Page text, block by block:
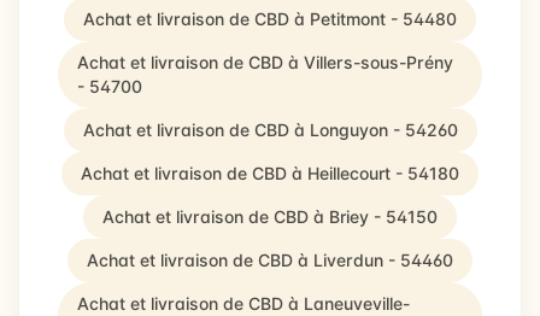
Achat et livraison de CBD à Petitmont - 54480
Achat et livraison de CBD à Villers-sous-Prény
- 54700
Achat et livraison de CBD à Longuyon - 54260
Achat et livraison de CBD à Heillecourt - 54180
Achat et livraison de CBD à Briey - 54150
Achat et livraison de CBD à Liverdun - 54460
Achat et livraison de CBD à Laneuveville-